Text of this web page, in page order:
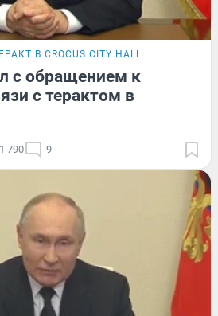
В CROCUS CITY HALL
с обращением к
с терактом в
1 790 9